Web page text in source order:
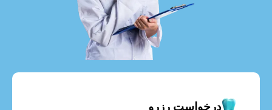
درخواست رزرو